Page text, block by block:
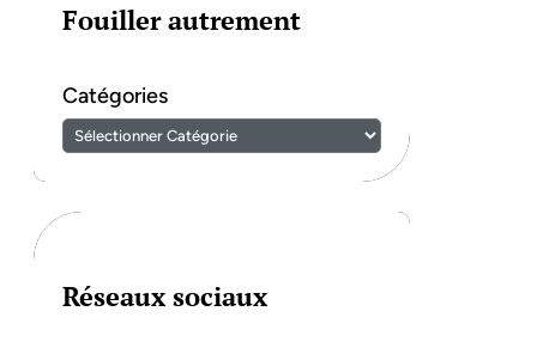
Fouiller autrement
Catégories
Réseaux sociaux